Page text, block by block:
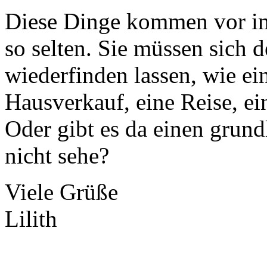
Diese Dinge kommen vor
so selten. Sie müssen sich
wiederfinden lassen, wie
Hausverkauf, eine Reise,
Oder gibt es da einen
nicht sehe?
Viele Grüße
Lilith